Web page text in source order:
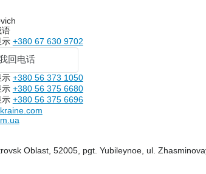
语
示 +380 67 630 9702
回电话
示 +380 56 373 1050
示 +380 56 375 6680
示 +380 56 375 6696
Oblast, 52005, pgt. Yubileynoe, ul.